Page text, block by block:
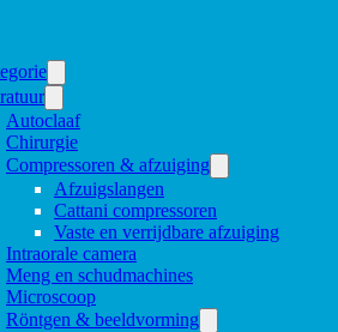
Autoclaaf
Chirurgie
Compressoren & afzuiging
Afzuigslangen
Cattani compressoren
Vaste en verrijdbare afzuiging
Intraorale camera
Meng en schudmachines
Microscoop
Röntgen & beeldvorming